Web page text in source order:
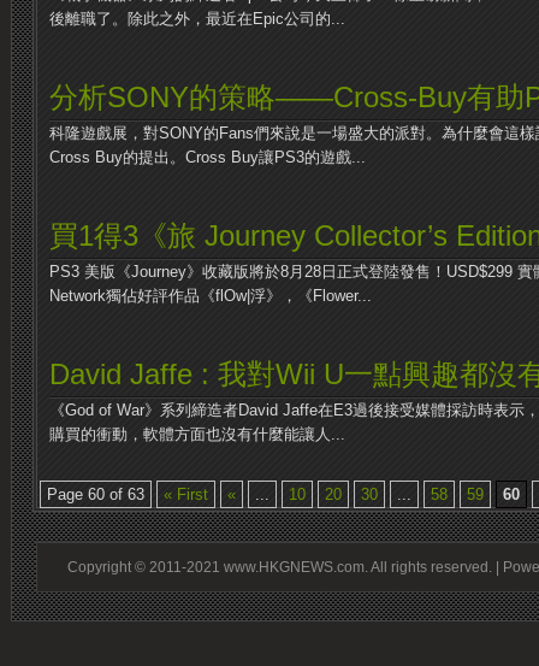
後離職了。除此之外，最近在Epic公司的...
分析SONY的策略——Cross-Buy有助
科隆遊戲展，對SONY的Fans們來說是一場盛大的派對。為什麼會這
Cross Buy的提出。Cross Buy讓PS3的遊戲...
買1得3《旅 Journey Collector’s
PS3 美版《Journey》收藏版將於8月28日正式登陸發售！USD$299
Network獨佔好評作品《flOw|浮》，《Flower...
David Jaffe : 我對Wii U一點興趣都沒
《God of War》系列締造者David Jaffe在E3過後接受媒體採訪時表示
購買的衝動，軟體方面也沒有什麼能讓人...
Page 60 of 63 « First « ... 10 20 30 ... 58 59 60
Copyright © 2011-2021 www.HKGNEWS.com. All rights reserved. |